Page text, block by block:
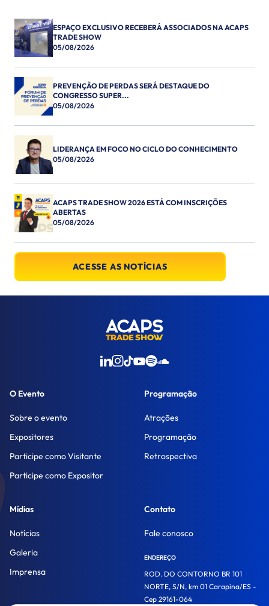
ESPAÇO EXCLUSIVO RECEBERÁ ASSOCIADOS NA ACAPS
TRADE SHOW
05/08/2026
PREVENÇÃO DE PERDAS SERÁ DESTAQUE DO
CONGRESSO SUPER...
05/08/2026
LIDERANÇA EM FOCO NO CICLO DO CONHECIMENTO
05/08/2026
ACAPS TRADE SHOW 2026 ESTÁ COM INSCRIÇÕES
ABERTAS
05/08/2026
ACESSE AS NOTÍCIAS
O Evento
Sobre o evento
Expositores
Participe como Visitante
Participe como Expositor
Programação
Atrações
Programação
Retrospectiva
Mídias
Notícias
Galeria
Imprensa
Contato
Fale conosco
ENDEREÇO
ROD. DO CONTORNO BR 101
NORTE, S/N, km 01 Carapina/ES -
Cep 29161-064